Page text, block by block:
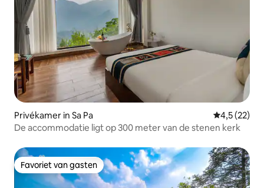
Privékamer in Sa Pa
4,5 (22)
De accommodatie ligt op 300 meter van de stenen kerk
Favoriet van gasten
Favoriet van gasten